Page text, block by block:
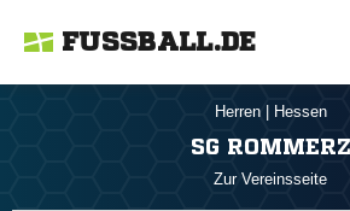
FUSSBALL.DE
Herren Hessen
SG ROMMERZ
Zur Vereinsseite